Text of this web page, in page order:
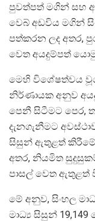
පුවත්පත් මගින් සහ
වෙබ් අඩවිය මගින්
පත්කරන ලද අතර,
වෙත අයදුම්පත්
මෙහි විශේෂත්වය
නිර්ණායක අනුව
පෙනී සිටීමට පෙර,
දැනගැනීමට
සිසුන් ඇතුළත් කිරීමේ
අතර, නියමිත
පාසල් වෙත ඇතුළත්
මේ අනුව, සිංහල
මාධ්‍ය සිසුන්